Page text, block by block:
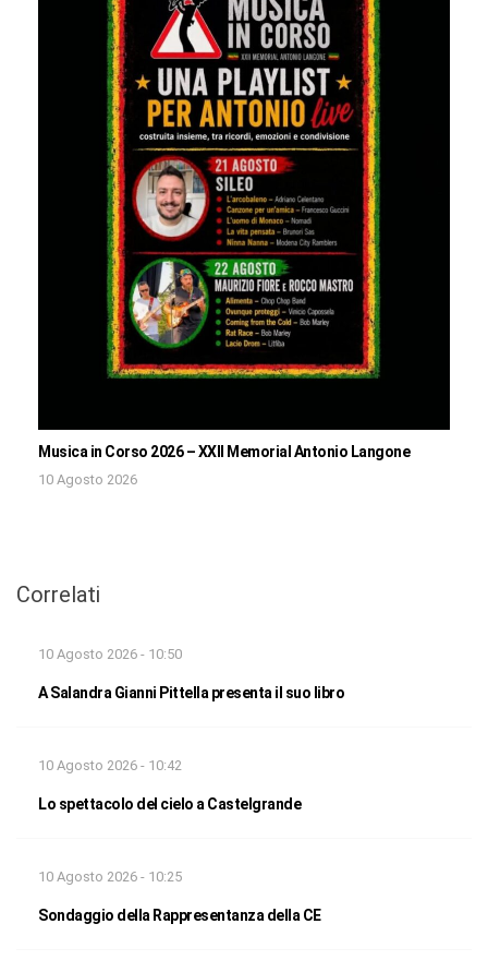
Musica in Corso 2026 – XXII Memorial Antonio Langone
10 Agosto 2026
Correlati
10 Agosto 2026 - 10:50
A Salandra Gianni Pittella presenta il suo libro
10 Agosto 2026 - 10:42
Lo spettacolo del cielo a Castelgrande
10 Agosto 2026 - 10:25
Sondaggio della Rappresentanza della CE